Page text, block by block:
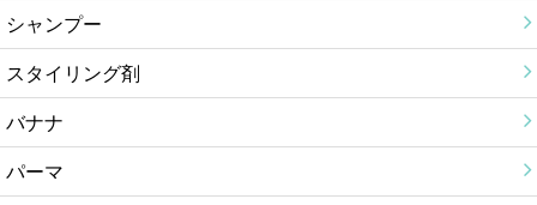
シャンプー
スタイリング剤
バナナ
パーマ